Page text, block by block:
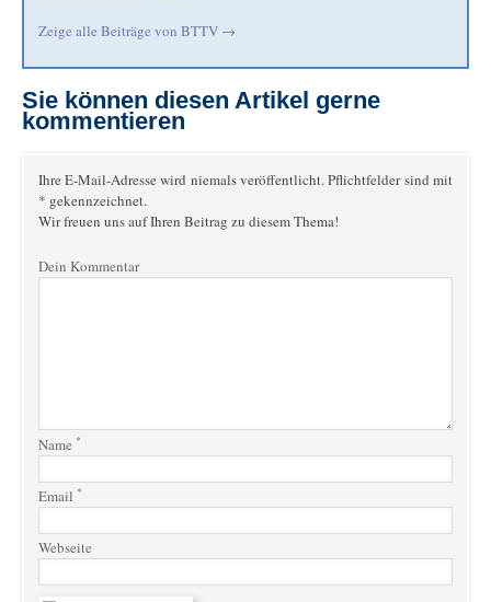
Zeige alle Beiträge von BTTV →
Sie können diesen Artikel gerne
kommentieren
Ihre E-Mail-Adresse wird niemals veröffentlicht. Pflichtfelder sind mit
* gekennzeichnet.
Wir freuen uns auf Ihren Beitrag zu diesem Thema!
Dein Kommentar
Name *
Email *
Webseite